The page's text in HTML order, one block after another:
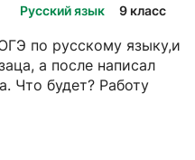
Русский язык 9 класс
по русскому языку,и
а после написал
Что будет? Работу